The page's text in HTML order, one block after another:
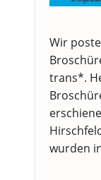
Wir
trans*.
wurden